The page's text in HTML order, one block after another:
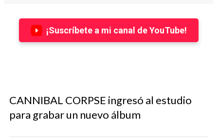
¡Suscríbete a mi canal de YouTube!
CANNIBAL CORPSE ingresó al estudio
para grabar un nuevo álbum